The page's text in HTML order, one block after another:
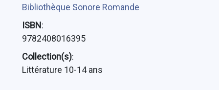
Bibliothèque Sonore Romande
ISBN:
9782408016395
Collection(s):
Littérature 10-14 ans